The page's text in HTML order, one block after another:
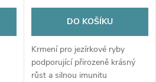
DO KOŠÍKU
Krmení pro jezírkové ryby
podporující přirozeně krásný
růst a silnou imunitu